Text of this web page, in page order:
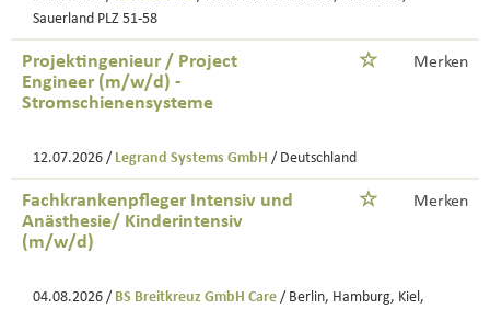
Sauerland PLZ 51-58
Projektingenieur / Project
Engineer (m/w/d) -
Stromschienensysteme
Merken
12.07.2026 / Legrand Systems GmbH / Deutschland
Fachkrankenpfleger Intensiv und
Anästhesie/ Kinderintensiv
(m/w/d)
Merken
04.08.2026 / BS Breitkreuz GmbH Care / Berlin, Hamburg, Kiel,